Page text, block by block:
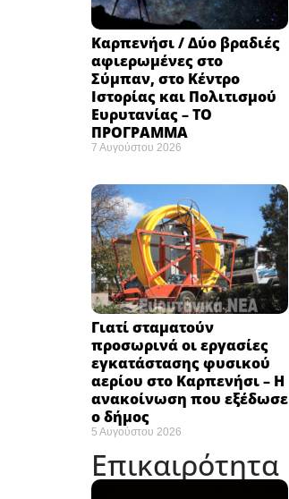
Καρπενήσι / Δύο βραδιές
αφιερωμένες στο
Σύμπαν, στο Κέντρο
Ιστορίας και Πολιτισμού
Ευρυτανίας – ΤΟ
ΠΡΟΓΡΑΜΜΑ
7 Αυγούστου 2026
Γιατί σταματούν
προσωρινά οι εργασίες
εγκατάστασης φυσικού
αερίου στο Καρπενήσι – Η
ανακοίνωση που εξέδωσε
ο δήμος
5 Αυγούστου 2026
Επικαιρότητα